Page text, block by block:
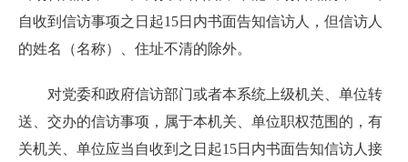
自收到信访事项之日起15日内书面告知信访人，但信访人
的姓名（名称）、住址不清的除外。
对党委和政府信访部门或者本系统上级机关、单位转
送、交办的信访事项，属于本机关、单位职权范围的，有
关机关、单位应当自收到之日起15日内书面告知信访人接